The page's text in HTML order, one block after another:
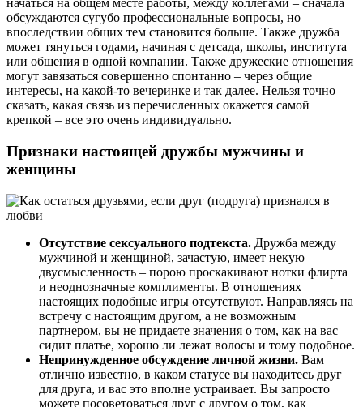
начаться на общем месте работы, между коллегами – сначала
обсуждаются сугубо профессиональные вопросы, но
впоследствии общих тем становится больше. Также дружба
может тянуться годами, начиная с детсада, школы, института
или общения в одной компании. Также дружеские отношения
могут завязаться совершенно спонтанно – через общие
интересы, на какой-то вечеринке и так далее. Нельзя точно
сказать, какая связь из перечисленных окажется самой
крепкой – все это очень индивидуально.
Признаки настоящей дружбы мужчины и
женщины
Отсутствие сексуального подтекста. Дружба между
мужчиной и женщиной, зачастую, имеет некую
двусмысленность – порою проскакивают нотки флирта
и неоднозначные комплименты. В отношениях
настоящих подобные игры отсутствуют. Направляясь на
встречу с настоящим другом, а не возможным
партнером, вы не придаете значения о том, как на вас
сидит платье, хорошо ли лежат волосы и тому подобное.
Непринужденное обсуждение личной жизни. Вам
отлично известно, в каком статусе вы находитесь друг
для друга, и вас это вполне устраивает. Вы запросто
можете посоветоваться друг с другом о том, как